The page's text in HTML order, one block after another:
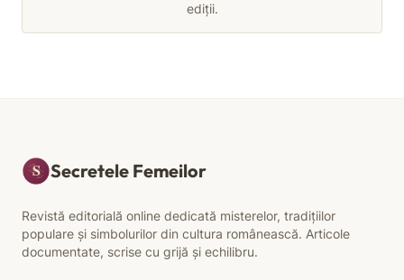
ediții.
Secretele Femeilor
Revistă editorială online dedicată misterelor, tradițiilor
populare și simbolurilor din cultura românească. Articole
documentate, scrise cu grijă și echilibru.